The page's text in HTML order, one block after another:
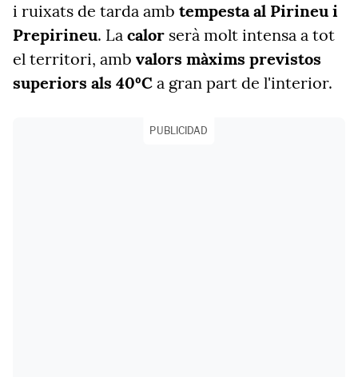
i ruixats de tarda amb tempesta al Pirineu i
Prepirineu. La calor serà molt intensa a tot
el territori, amb valors màxims previstos
superiors als 40ºC a gran part de l'interior.
PUBLICIDAD